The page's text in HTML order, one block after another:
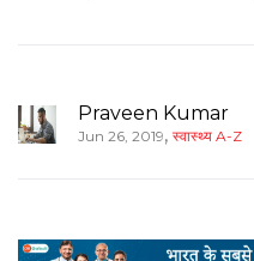
Praveen Kumar
Jun 26, 2019, स्वास्थ्य A-Z